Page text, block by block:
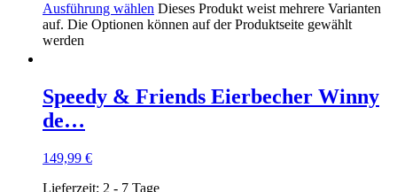
Ausführung wählen Dieses Produkt weist mehrere Varianten
auf. Die Optionen können auf der Produktseite gewählt
werden
Speedy & Friends Eierbecher Winny
de…
149,99 €
Lieferzeit: 2 - 7 Tage